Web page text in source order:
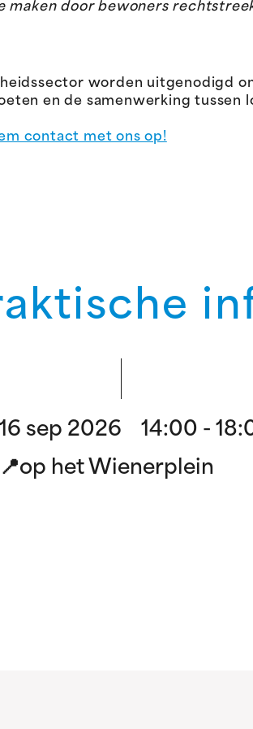
door bewoners
worden uitgenodigd
en de samenwerking tussen
contact met ons op!
16 sep 2026 14:00 -
📍op het Wienerplein